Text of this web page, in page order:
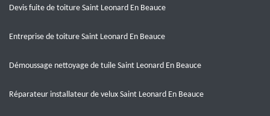
Devis fuite de toiture Saint Leonard En Beauce
Entreprise de toiture Saint Leonard En Beauce
Démoussage nettoyage de tuile Saint Leonard En Beauce
Réparateur installateur de velux Saint Leonard En Beauce